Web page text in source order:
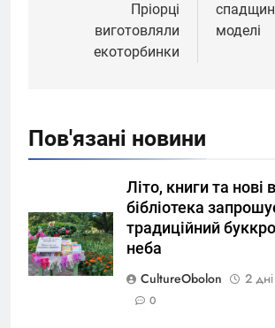
Пріорці
виготовляли
екоторбинки
моделі
Пов'язані новини
Літо, книги та нові
бібліотека
традиційний
неба
CultureObolon
2
0